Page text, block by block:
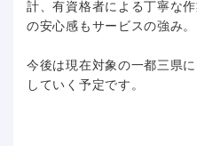
計、有資格者による丁寧な
の安心感もサービスの強み。
今後は現在対象の一都三県
していく予定です。